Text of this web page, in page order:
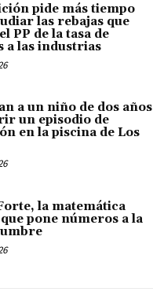
pide más tiempo
las rebajas que
PP de la tasa de
a las industrias
a un niño de dos años
un episodio de
en la piscina de Los
la matemática
pone números a la